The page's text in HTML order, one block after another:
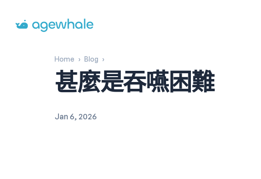
Go to homepage
Home › Blog ›
甚麼是吞嚥困難
Jan 6, 2026